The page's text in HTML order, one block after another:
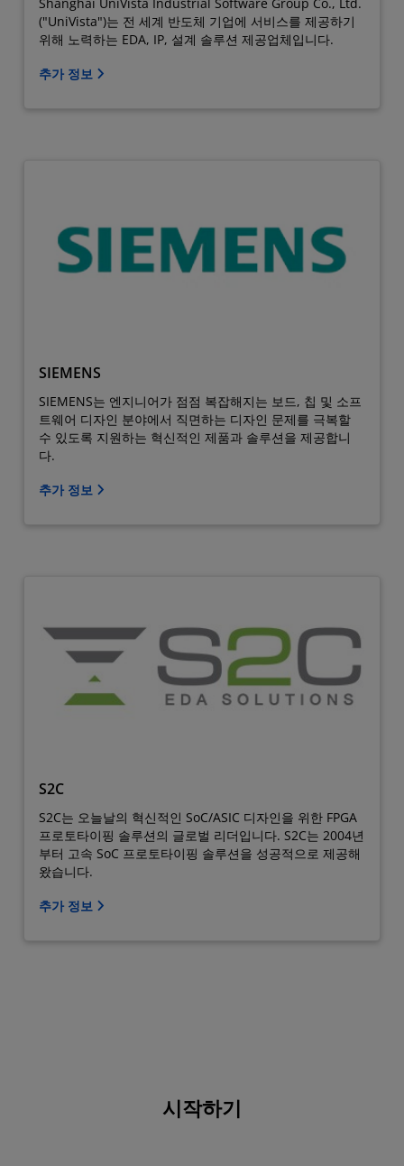
("UniVista")는 전 세계 반도체 기업에 서비스를 제공하기
위해 노력하는 EDA, IP, 설계 솔루션 제공업체입니다.
추가 정보
SIEMENS
SIEMENS는 엔지니어가 점점 복잡해지는 보드, 칩 및 소프
트웨어 디자인 분야에서 직면하는 디자인 문제를 극복할
수 있도록 지원하는 혁신적인 제품과 솔루션을 제공합니
다.
추가 정보
S2C
S2C는 오늘날의 혁신적인 SoC/ASIC 디자인을 위한 FPGA
프로토타이핑 솔루션의 글로벌 리더입니다. S2C는 2004년
부터 고속 SoC 프로토타이핑 솔루션을 성공적으로 제공해
왔습니다.
추가 정보
시작하기